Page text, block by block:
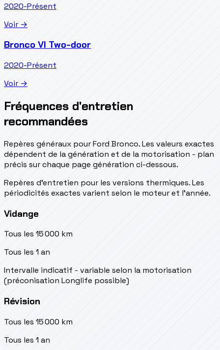
2020-Présent
Voir →
Bronco VI Two-door
2020-Présent
Voir →
Fréquences d'entretien
recommandées
Repères généraux pour Ford Bronco. Les valeurs exactes
dépendent de la génération et de la motorisation - plan
précis sur chaque page génération ci-dessous.
Repères d’entretien pour les versions thermiques. Les
périodicités exactes varient selon le moteur et l’année.
Vidange
Tous les 15 000 km
Tous les 1 an
Intervalle indicatif - variable selon la motorisation
(préconisation Longlife possible)
Révision
Tous les 15 000 km
Tous les 1 an